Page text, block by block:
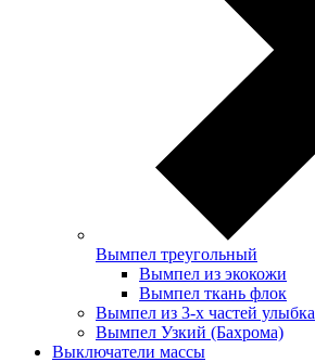
Вымпел треугольный
Вымпел из экокожи
Вымпел ткань флок
Вымпел из 3-х частей улыбка
Вымпел Узкий (Бахрома)
Выключатели массы